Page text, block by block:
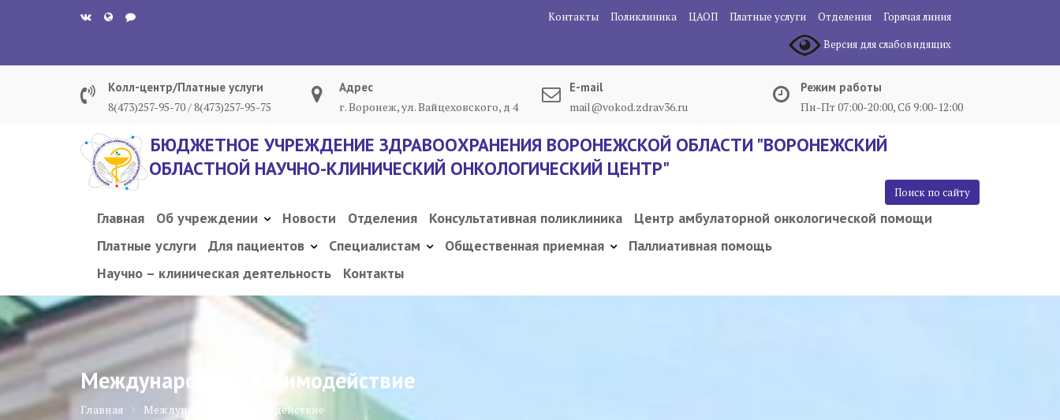
Контакты Поликлиника ЦАОП Платные услуги Отделения
Горячая линия
Версия для слабовидящих
Колл-центр/Платные услуги
8(473)257-95-70 / 8(473)257-95-75
Адрес
г. Воронеж, ул. Вайцеховского, д 4
E-mail
mail@vokod.zdrav36.ru
Режим работы
Пн-Пт 07:00-20:00, Сб 9:00-12:00
БЮДЖЕТНОЕ УЧРЕЖДЕНИЕ ЗДРАВООХРАНЕНИЯ ВОРОНЕЖСКОЙ ОБЛАСТИ "ВОРОНЕЖСКИЙ
ОБЛАСТНОЙ НАУЧНО-КЛИНИЧЕСКИЙ ОНКОЛОГИЧЕСКИЙ ЦЕНТР"
Поиск по сайту
Главная Об учреждении Новости Отделения Консультативная поликлиника
Центр амбулаторной онкологической помощи
Платные услуги
Для пациентов Специалистам Общественная приемная
Паллиативная помощь
Научно – клиническая деятельность
Контакты
Международное взаимодействие
Главная Международное взаимодействие